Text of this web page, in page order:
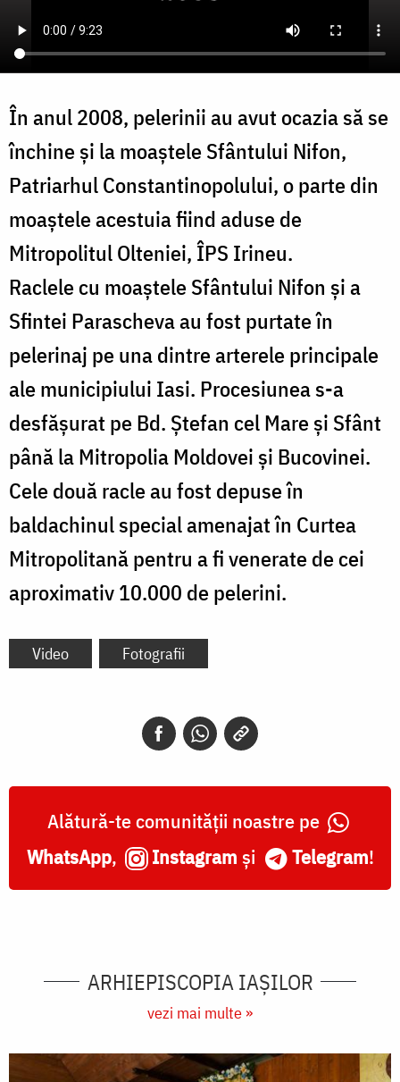
În anul 2008, pelerinii au avut ocazia să se
închine și la moaștele Sfântului Nifon,
Patriarhul Constantinopolului, o parte din
moaștele acestuia fiind aduse de
Mitropolitul Olteniei, ÎPS Irineu.
Raclele cu moaștele Sfântului Nifon și a
Sfintei Parascheva au fost purtate în
pelerinaj pe una dintre arterele principale
ale municipiului Iasi. Procesiunea s-a
desfășurat pe Bd. Ștefan cel Mare și Sfânt
până la Mitropolia Moldovei și Bucovinei.
Cele două racle au fost depuse în
baldachinul special amenajat în Curtea
Mitropolitană pentru a fi venerate de cei
aproximativ 10.000 de pelerini.
Video Fotografii
Alătură-te comunității noastre pe
WhatsApp, Instagram și Telegram!
ARHIEPISCOPIA IAŞILOR
vezi mai multe »